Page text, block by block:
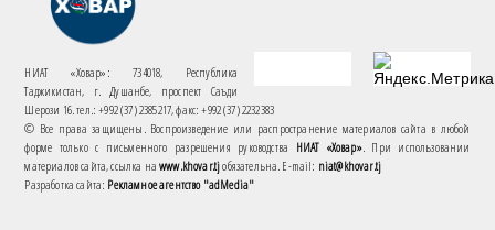
НИАТ «Ховар»: 734018, Республика
Таджикистан, г. Душанбе, проспект Саъди
Шерози 16. тел.: +992 (37) 2385217, факс: +992 (37) 2232383
© Все права защищены. Воспроизведение или распространение материалов сайта в любой
форме только с письменного разрешения руководства НИАТ «Ховар». При использовании
материалов сайта, ссылка наwww.khovar.tjобязательна. E-mail: niat@khovar.tj
Разработка сайта: Рекламное агентство "adMedia"